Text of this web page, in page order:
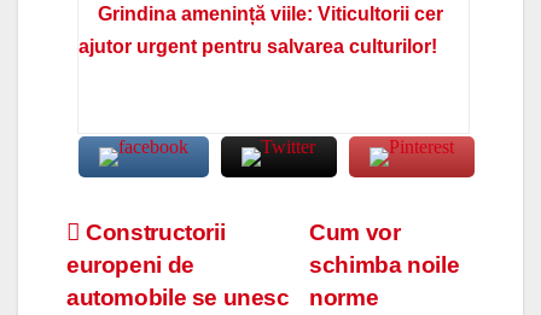
Grindina amenință viile: Viticultorii cer
ajutor urgent pentru salvarea culturilor!
Navigare
în
Cum vor
schimba noile
norme
Constructorii
europeni de
automobile se unesc